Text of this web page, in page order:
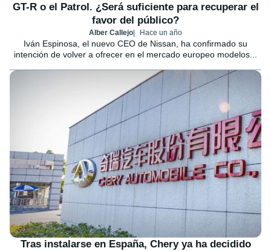
GT-R o el Patrol. ¿Será suficiente para recuperar el
favor del público?
Alber Callejo Hace un año
Iván Espinosa, el nuevo CEO de Nissan, ha confirmado su
intención de volver a ofrecer en el mercado europeo modelos...
Tras instalarse en España, Chery ya ha decidido